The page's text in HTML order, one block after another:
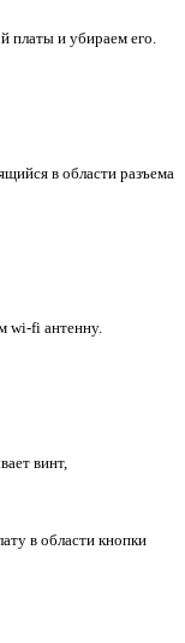
платы и убираем его.
в области разъема
wi-fi антенну.
винт,
в области кнопки